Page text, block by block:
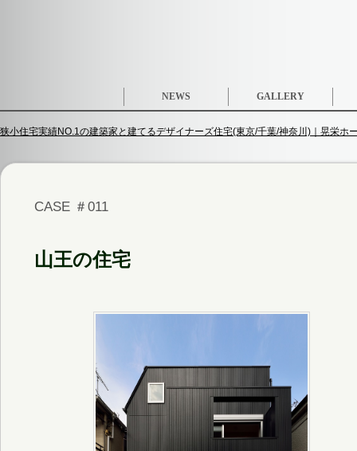
NEWS GALLERY
狭小住宅実績NO.1の建築家と建てるデザイナーズ住宅(東京/千葉/神奈川)｜晃栄ホ
CASE ＃011
山王の住宅